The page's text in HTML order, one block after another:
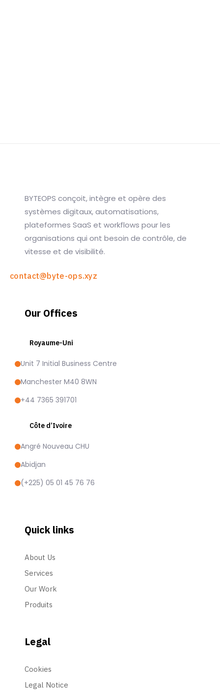
BYTEOPS conçoit, intègre et opère des
systèmes digitaux, automatisations,
plateformes SaaS et workflows pour les
organisations qui ont besoin de contrôle, de
vitesse et de visibilité.
contact@byte-ops.xyz
Our Offices
Royaume-Uni
Unit 7 Initial Business Centre
Manchester M40 8WN
+44 7365 391701
Côte d’Ivoire
Angré Nouveau CHU
Abidjan
(+225) 05 01 45 76 76
Quick links
About Us
Services
Our Work
Produits
Legal
Cookies
Legal Notice